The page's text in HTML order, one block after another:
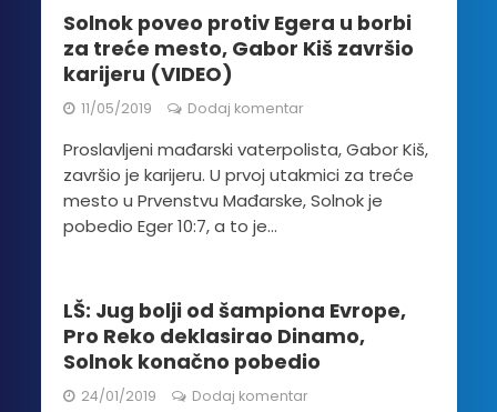
Solnok poveo protiv Egera u borbi
za treće mesto, Gabor Kiš završio
karijeru (VIDEO)
11/05/2019 Dodaj komentar
Proslavljeni mađarski vaterpolista, Gabor Kiš,
završio je karijeru. U prvoj utakmici za treće
mesto u Prvenstvu Mađarske, Solnok je
pobedio Eger 10:7, a to je...
LŠ: Jug bolji od šampiona Evrope,
Pro Reko deklasirao Dinamo,
Solnok konačno pobedio
24/01/2019 Dodaj komentar